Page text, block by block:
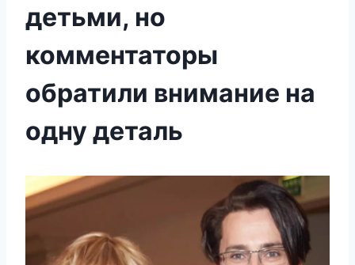
детьми, но
комментаторы
обратили внимание на
одну деталь